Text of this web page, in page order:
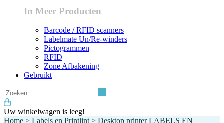
In Meer Producten
Barcode / RFID scanners
Labelmate Un/Re-winders
Pictogrammen
RFID
Zone Afbakening
Gebruikt
Uw winkelwagen is leeg!
Home > Labels en Printlint > Desktop printer LABELS EN